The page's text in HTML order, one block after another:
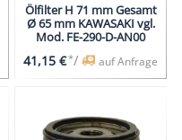
Ölfilter H 71 mm Gesamt
Ø 65 mm KAWASAKI vgl.
Mod. FE-290-D-AN00
41,15 €*/ auf Anfrage